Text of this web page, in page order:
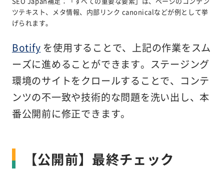
ツテキスト、メタ情報、内部リンク canonicalなどが例として挙
げられます。
Botify を使用することで、上記の作業をスム
ーズに進めることができます。ステージング
環境のサイトをクロールすることで、コンテ
ンツの不一致や技術的な問題を洗い出し、本
番公開前に修正できます。
【公開前】最終チェック